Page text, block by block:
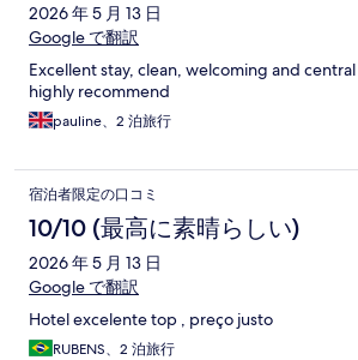
2026 年 5 月 13 日
Google で翻訳
Excellent stay, clean, welcoming and
highly recommend
pauline、2 泊旅行
宿泊者限定の口コミ
10/10 (最高に素晴らしい)
2026 年 5 月 13 日
Google で翻訳
Hotel excelente top , preço justo
RUBENS、2 泊旅行